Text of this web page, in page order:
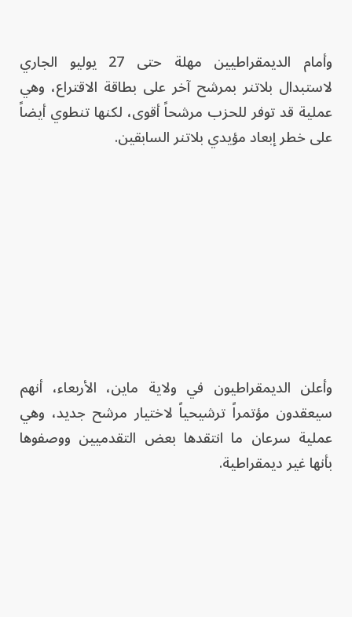
وأمام الديمقراطيين مهلة حتى 27 يوليو الجاري
لاستبدال بلاتنر بمرشح آخر على بطاقة الاقتراع، وهي
عملية قد توفر للحزب مرشحاً أقوى، لكنها تنطوي أيضاً
على خطر إبعاد مؤيدي بلاتنر السابقين.
وأعلن الديمقراطيون في ولاية ماين، الأربعاء، أنهم
سيعقدون مؤتمراً ترشيحياً لاختيار مرشح جديد، وهي
عملية سرعان ما انتقدها بعض التقدميين ووصفوها
بأنها غير ديمقراطية.